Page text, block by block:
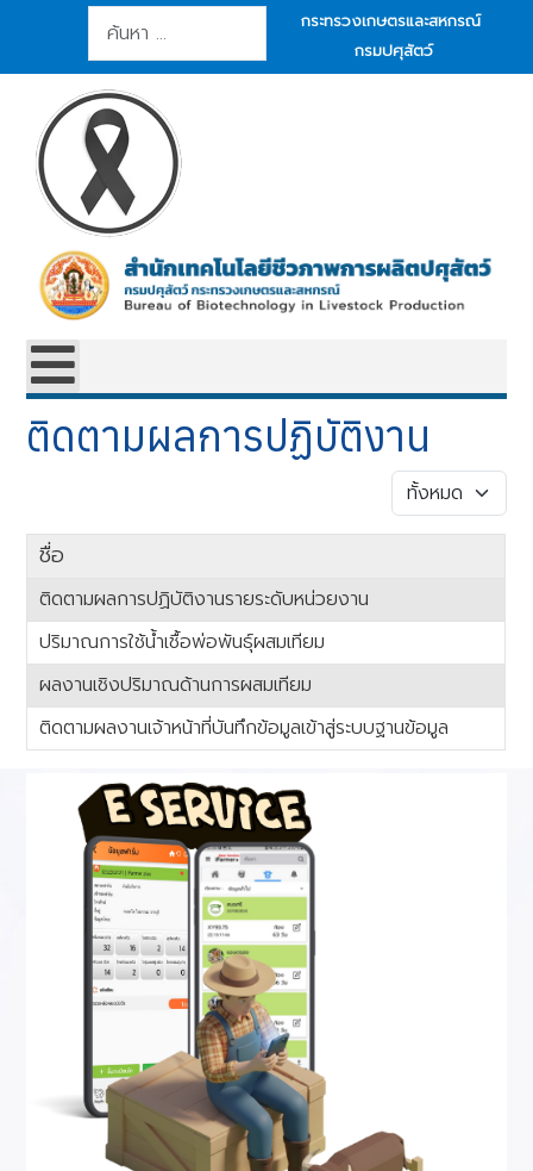
การค้นหา
กระทรวงเกษตรและสหกรณ์
กรมปศุสัตว์
ติดตามผลการปฏิบัติงาน
แสดง #
ชื่อ
ติดตามผลการปฏิบัติงานรายระดับหน่วยงาน
ปริมาณการใช้น้ำเชื้อพ่อพันธุ์ผสมเทียม
ผลงานเชิงปริมาณด้านการผสมเทียม
ติดตามผลงานเจ้าหน้าที่บันทึกข้อมูลเข้าสู่ระบบฐานข้อมูล